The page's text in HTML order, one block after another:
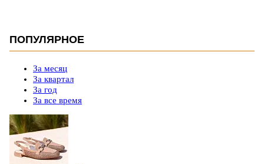
ПОПУЛЯРНОЕ
За месяц
За квартал
За год
За все время